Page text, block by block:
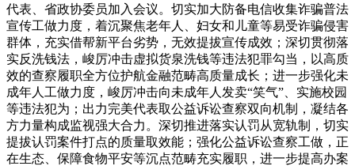
代表、省政协委员加入会议。切实加大防备电信收集诈骗普法
宣传工做力度，着沉聚焦老年人、妇女和儿童等易受诈骗侵害
群体，充实借帮新平台劣势，无效提拔宣传成效；深切贯彻落
实反洗钱法，峻厉冲击虚拟货泉洗钱等违法犯罪勾当，以高质
效的查察履职全方位护航金融范畴高质量成长；进一步强化未
成年人工做力度，峻厉冲击向未成年人发卖“笑气”、实施校园
等违法犯为；出力完美代表取公益诉讼查察双向机制，凝结各
方力量构成监视强大合力。深切推进落实认罚从宽轨制，切实
提拔认罚案件打点的质量取效能；强化公益诉讼查察工做，正
在生态、保障食物平安等沉点范畴充实履职，进一步提高办案